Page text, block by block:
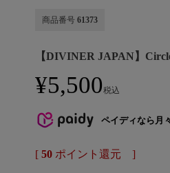
商品番号 61373
【DIVINER JAPAN】
¥5,500税込
ペイディなら月
[ 50 ポイント還元 ]